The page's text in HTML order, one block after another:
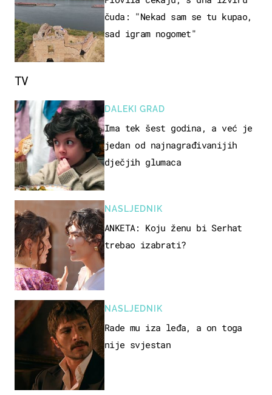
čuda: "Nekad sam se tu kupao,
sad igram nogomet"
TV
DALEKI GRAD
Ima tek šest godina, a već je
jedan od najnagrađivanijih
dječjih glumaca
NASLJEDNIK
ANKETA: Koju ženu bi Serhat
trebao izabrati?
NASLJEDNIK
Rade mu iza leđa, a on toga
nije svjestan